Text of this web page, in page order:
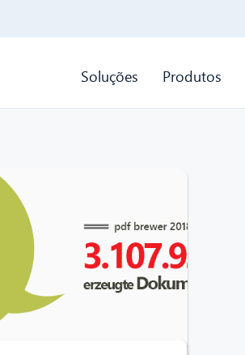
Soluções Produtos